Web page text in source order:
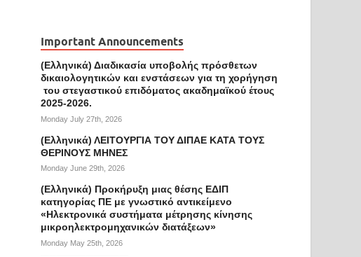
Important Announcements
(Ελληνικά) Διαδικασία υποβολής πρόσθετων
δικαιολογητικών και ενστάσεων για τη χορήγηση
του στεγαστικού επιδόματος ακαδημαϊκού έτους
2025-2026.
Monday July 27th, 2026
(Ελληνικά) ΛΕΙΤΟΥΡΓΙΑ ΤΟΥ ΔΙΠΑΕ ΚΑΤΑ ΤΟΥΣ
ΘΕΡΙΝΟΥΣ ΜΗΝΕΣ
Monday June 29th, 2026
(Ελληνικά) Προκήρυξη μιας θέσης ΕΔΙΠ
κατηγορίας ΠΕ με γνωστικό αντικείμενο
«Ηλεκτρονικά συστήματα μέτρησης κίνησης
μικροηλεκτρομηχανικών διατάξεων»
Monday May 25th, 2026